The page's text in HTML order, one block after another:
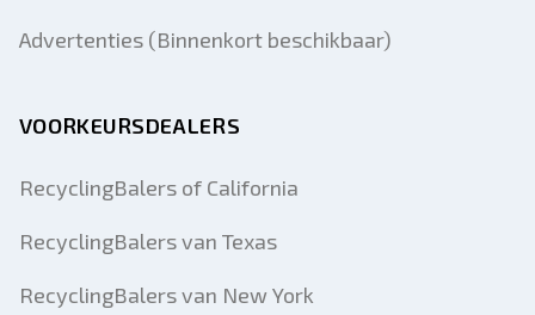
Advertenties (Binnenkort beschikbaar)
VOORKEURSDEALERS
RecyclingBalers of California
RecyclingBalers van Texas
RecyclingBalers van New York